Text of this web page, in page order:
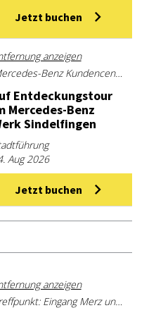
Jetzt buchen
anzeigen
Mercedes-Benz Kundencenter Sindelfingen
Ent­de­ckungs­tour
Mer­ce­des-Benz
Sin­del­fin­gen
Aug 2026
Jetzt buchen
anzeigen
Treffpunkt: Eingang Merz und Benzing, Sporerstraße, 70173 Stuttgart